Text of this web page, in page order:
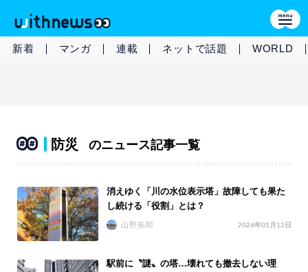
新着 マンガ 連載 ネットで話題 WORLD
防災 のニュース記事一覧
消えゆく「川の水位表示塔」故障しても果た
し続ける「役割」とは？
山野拓郎 2026年01月12日
駅前に〝謎〟の塔…壊れても撤去しない理